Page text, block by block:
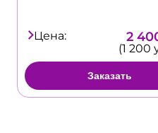
Цена: 2
(1 200
Заказать